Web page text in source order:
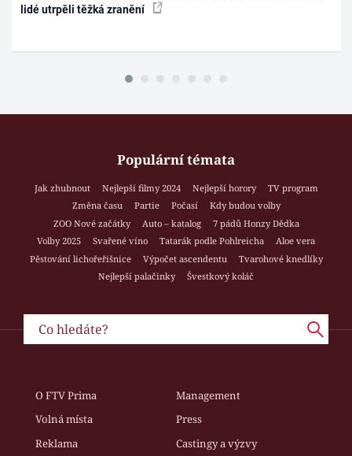
lidé utrpěli těžká zranění
Populární témata
Jak zhubnout Nejlepší filmy 2024 Nejlepší horory
TV program
Změna času
Partie Počasí
Kdy budou volby
ZOO Nové začátky
Auto – katalog
7 pádů Honzy Dědka
Volby 2025
Svařené víno Tatarák podle Pohlreicha
Aloe vera
Pěstování lichořeřišnice
Výpočet ascendentu
Tvarohové knedlíky
Nejlepší palačinky
Švestkový koláč
O FTV Prima
Management
Volná místa
Press
Reklama
Castingy a výzvy